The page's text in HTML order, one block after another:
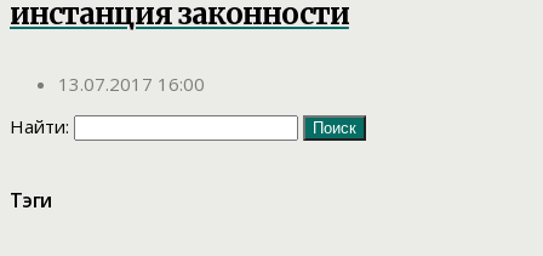
инстанция законности
13.07.2017 16:00
Найти:
Тэги